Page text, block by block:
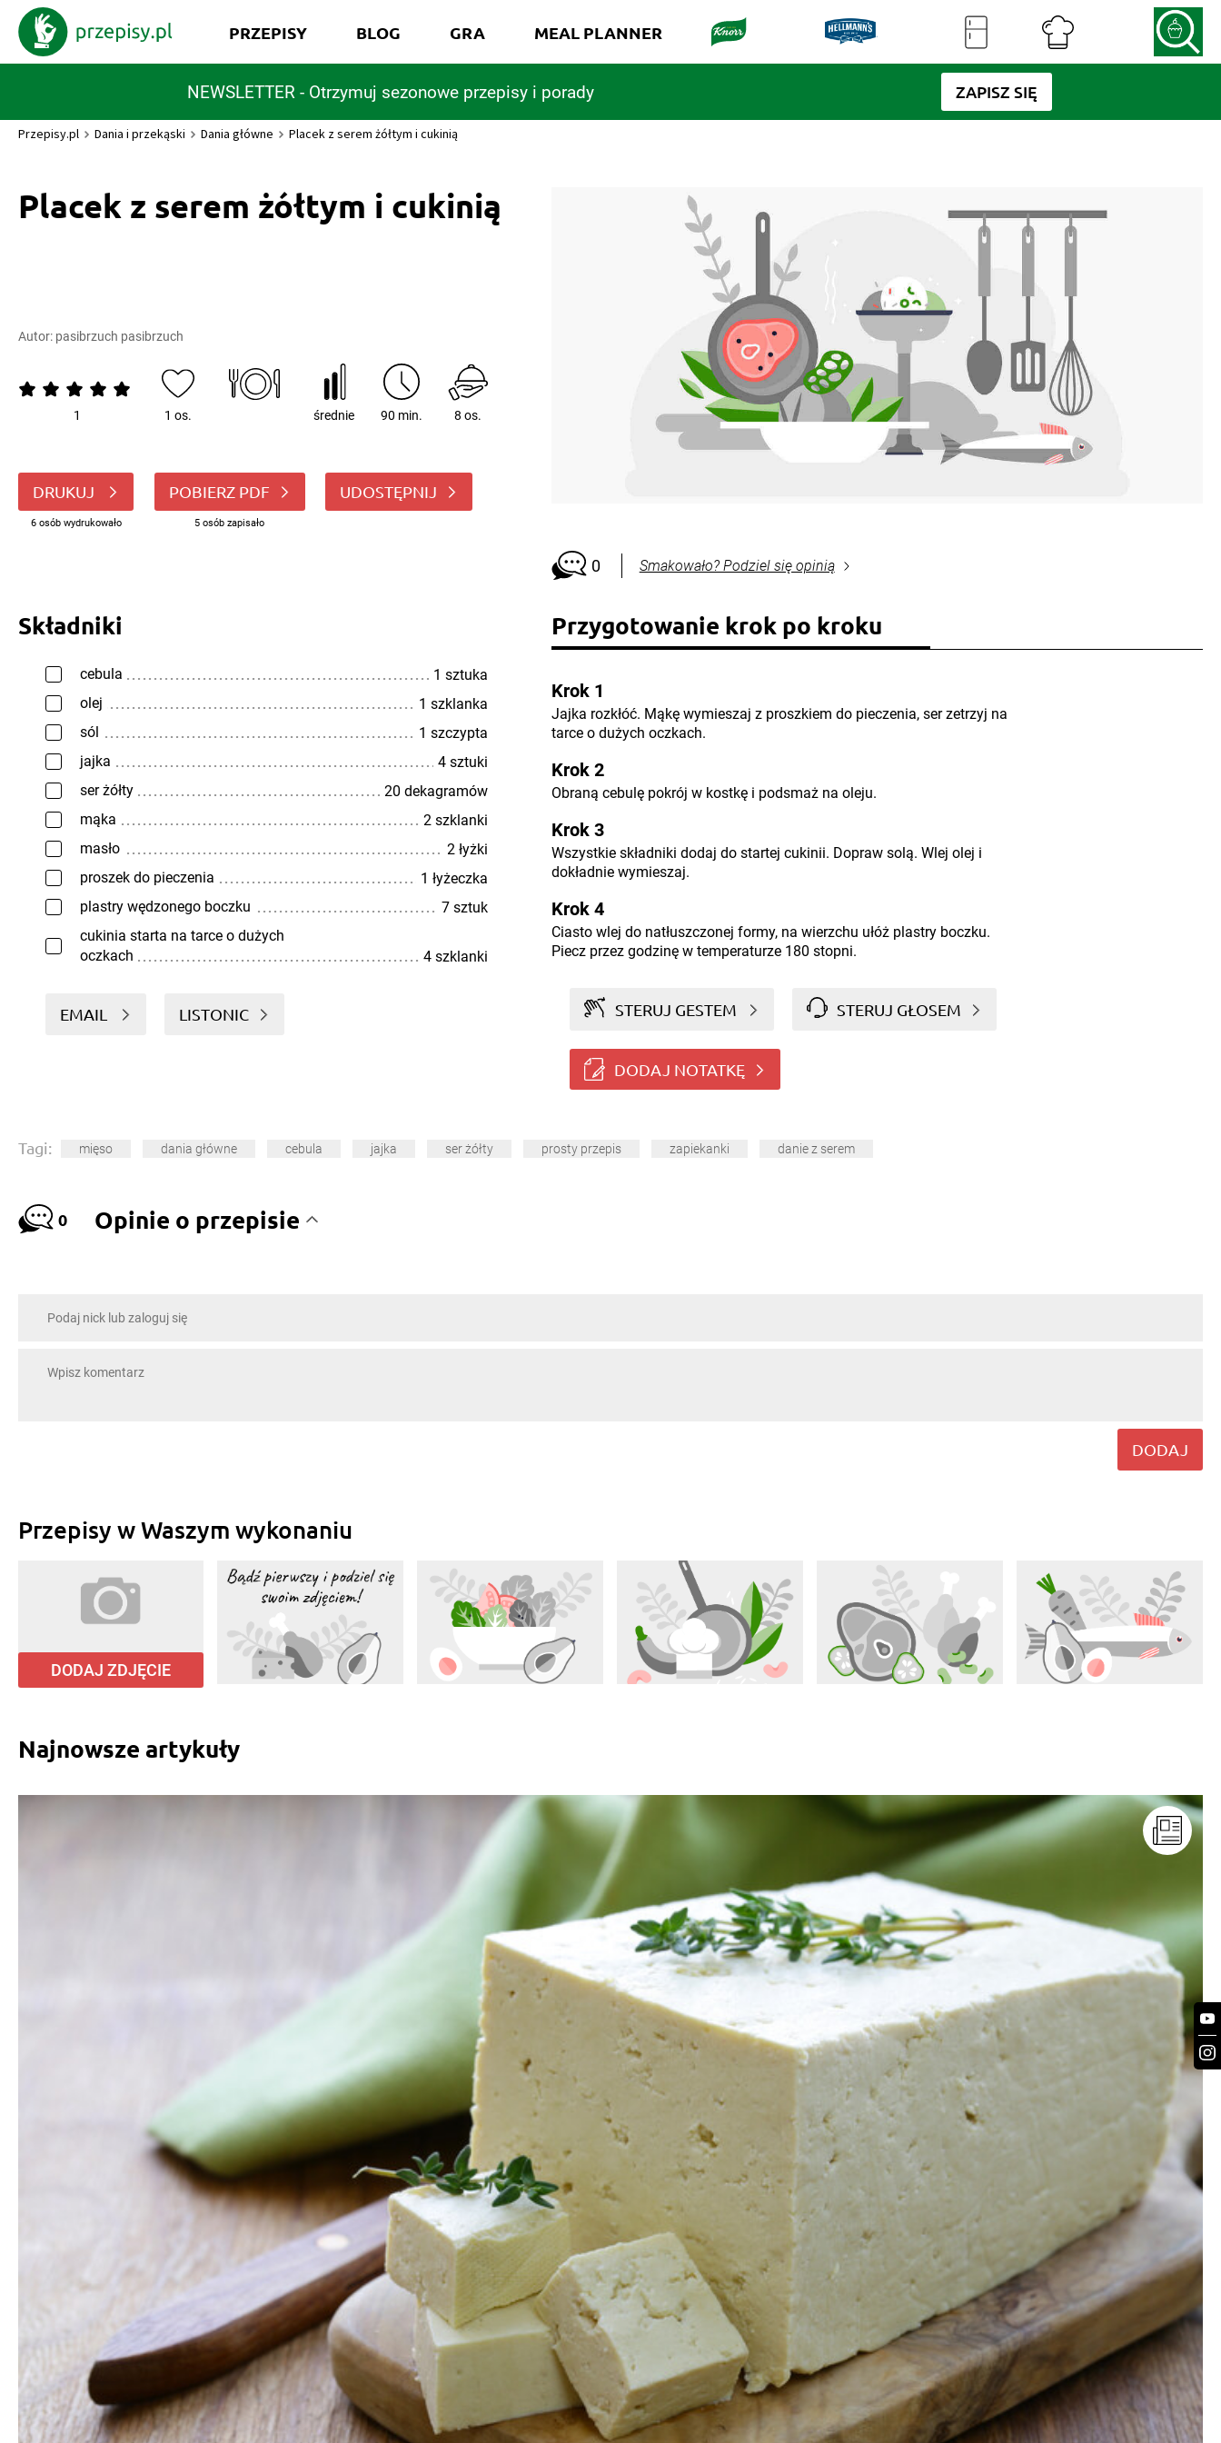
NEWSLETTER - Otrzymuj sezonowe przepisy i porady ZAPISZ SIĘ
PRZEPISY BLOG GRA MEAL PLANNER
Przepisy.pl Dania i przekąski Dania główne Placek z serem żółtym i cukinią
Placek z serem żółtym i cukinią
Autor: pasibrzuch pasibrzuch
1 1 os. średnie 90 min. 8 os.
DRUKUJ
6 osób wydrukowało
POBIERZ PDF
5 osób zapisało
UDOSTĘPNIJ
0 Smakowało? Podziel się opinią
Składniki
cebula
1 sztuka
olej
1 szklanka
sól
1 szczypta
jajka
4 sztuki
ser żółty
20 dekagramów
mąka
2 szklanki
masło
2 łyżki
proszek do pieczenia
1 łyżeczka
plastry wędzonego boczku
7 sztuk
cukinia starta na tarce o dużych
oczkach
4 szklanki
EMAIL LISTONIC
Przygotowanie krok po kroku
Krok 1
Jajka rozkłóć. Mąkę wymieszaj z proszkiem do pieczenia, ser zetrzyj na
tarce o dużych oczkach.
Krok 2
Obraną cebulę pokrój w kostkę i podsmaż na oleju.
Krok 3
Wszystkie składniki dodaj do startej cukinii. Dopraw solą. Wlej olej i
dokładnie wymieszaj.
Krok 4
Ciasto wlej do natłuszczonej formy, na wierzchu ułóż plastry boczku.
Piecz przez godzinę w temperaturze 180 stopni.
STERUJ GESTEM STERUJ GŁOSEM
DODAJ NOTATKĘ
Tagi: mięso dania główne cebula jajka ser żółty prosty przepis zapiekanki danie z serem
0 Opinie o przepisie
DODAJ
Przepisy w Waszym wykonaniu
DODAJ ZDJĘCIE
Najnowsze artykuły